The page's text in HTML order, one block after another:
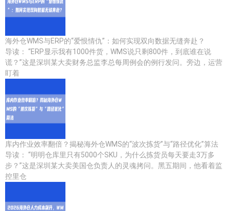
海外仓WMS与ERP的“爱恨情仇”：如何实现双向数据无缝奔赴？
导读： “ERP显示我有1000件货，WMS说只剩800件，到底谁在说
谎？”这是深圳某大卖财务总监李总每周例会的例行发问。旁边，运营
盯着
库内作业效率翻倍？揭秘海外仓WMS的“波次拣货”与“路径优化”算法
导读： “明明仓库里只有5000个SKU，为什么拣货员每天要走3万多
步？”这是深圳某大卖美国仓负责人的灵魂拷问。黑五期间，他看着监
控里仓